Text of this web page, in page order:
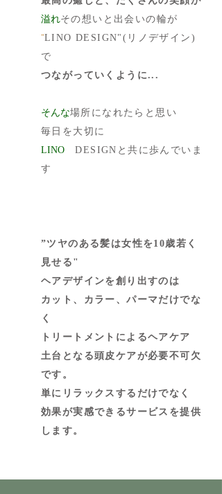
溢れその想いと出会いの輪が
”LINO DESIGN"(リノデザイン)
で
つながっていくように...
そんな場所になれたらと思い
​毎日を大切に
LINO DESIGNと共に歩んでいま
す
”ツヤのある髪は女性を10歳若く
見せる"
ヘアデザインを創り出すのは
カット、カラー、パーマだけでな
く
トリートメントによるヘアケア
土台となる頭皮ケアが必要不可欠
です。
単にリラックスするだけでなく
​効果が実感できるサービスを提供
します。